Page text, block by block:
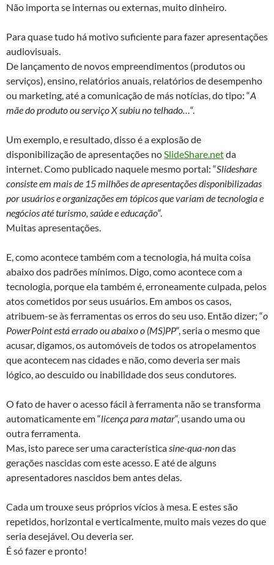
Não importa se internas ou externas, muito dinheiro.
Para quase tudo há motivo suficiente para fazer apresentações
audiovisuais.
De lançamento de novos empreendimentos (produtos ou
serviços), ensino, relatórios anuais, relatórios de desempenho
ou marketing, até a comunicação de más notícias, do tipo: “A
mãe do produto ou serviço X subiu no telhado… “.
Um exemplo, e resultado, disso é a explosão de
disponibilização de apresentações no SlideShare.netda
internet. Como publicado naquele mesmo portal: “Slideshare
consiste em mais de 15 milhões de apresentações disponibilizadas
por usuários e organizações em tópicos que variam de tecnologia e
negócios até turismo, saúde e educação“.
Muitas apresentações.
E, como acontece também com a tecnologia, há muita coisa
abaixo dos padrões mínimos. Digo, como acontece com a
tecnologia, porque ela também é, erroneamente culpada, pelos
atos cometidos por seus usuários. Em ambos os casos,
atribuem-se às ferramentas os erros do seu uso. Então dizer; “o
PowerPoint está errado ou abaixo o (MS)PP“, seria o mesmo que
acusar, digamos, os automóveis de todos os atropelamentos
que acontecem nas cidades e não, como deveria ser mais
lógico, ao descuido ou inabilidade dos seus condutores.
O fato de haver o acesso fácil à ferramenta não se transforma
automaticamente em “licença para matar“, usando uma ou
outra ferramenta.
Mas, isto parece ser uma característica sine-qua-nondas
gerações nascidas com este acesso. E até de alguns
apresentadores nascidos bem antes delas.
Cada um trouxe seus próprios vícios à mesa. E estes são
repetidos, horizontal e verticalmente, muito mais vezes do que
seria desejável. Ou deveria ser.
É só fazer e pronto!